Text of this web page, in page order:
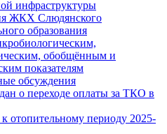
инфраструктуры
ЖКХ Слюдянского
образования
обобщённым и
показателям
обсуждения
о переходе оплаты за ТКО в
отопительному периоду 2025-